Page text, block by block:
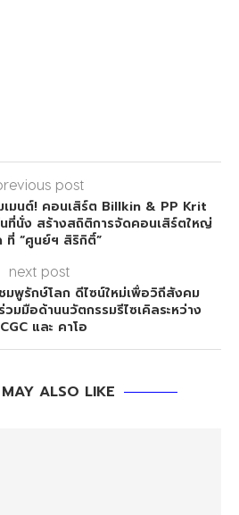
post
มนต์! คอนเสิร์ต Billkin & PP Krit
นั่ง สร้างสถิติการจัดคอนเสิร์ตใหญ่
ที่ “ศูนย์ฯ สิริกิติ์”
next post
มพูรักษ์โลก ดีไซน์ใหม่เพื่อวิถีสังคม
มมือด้านนวัตกรรมรีไซเคิลระหว่าง
และ คาโอ
ALSO LIKE